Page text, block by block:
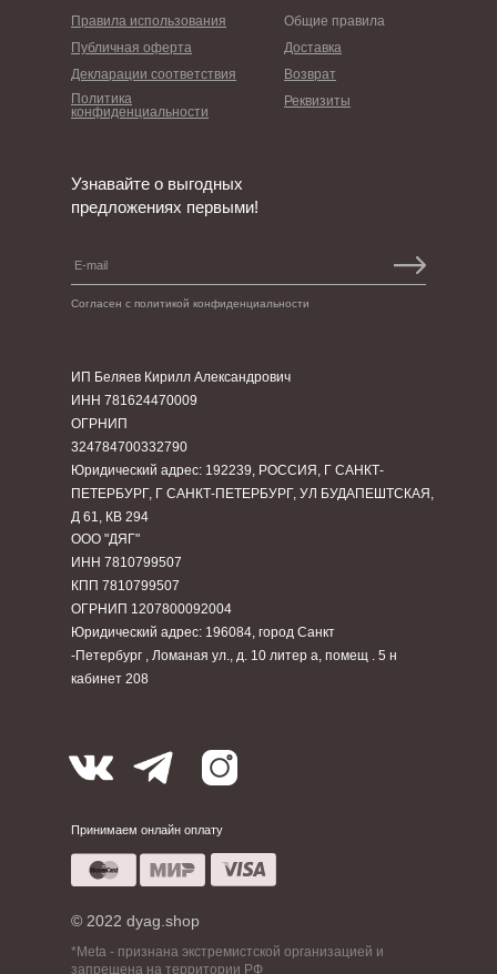
Правила использования
ИП Беляев Кирилл Александрович
ИНН 781624470009
ОГРНИП
324784700332790
Юридический адрес: 192239, РОССИЯ, Г САНКТ-
ПЕТЕРБУРГ, Г САНКТ-ПЕТЕРБУРГ, УЛ БУДАПЕШТСКАЯ,
Д 61, КВ 294
© 2022 dyag.shop
Общие правила
Возврат
Декларации соответствия
Реквизиты
Политика
конфиденциальности
Доставка
Публичная оферта
Принимаем онлайн оплату
Согласен с политикой конфиденциальности
Узнавайте о выгодных
предложениях первыми!
*Meta - признана экстремистской организацией и
запрещена на территории РФ
ООО "ДЯГ"
ИНН 7810799507
КПП 7810799507
ОГРНИП 1207800092004
Юридический адрес: 196084, город Санкт
-Петербург , Ломаная ул., д. 10 литер а, помещ . 5 н
кабинет 208